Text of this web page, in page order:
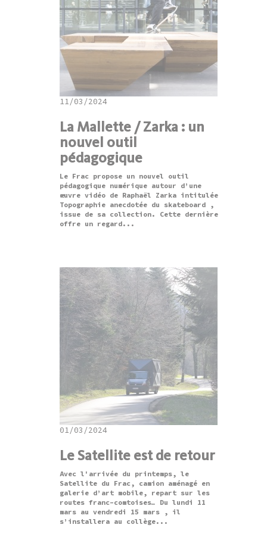
11/03/2024
La Mallette / Zarka : un
nouvel outil
pédagogique
Le Frac propose un nouvel outil
pédagogique numérique autour d’une
œuvre vidéo de Raphaël Zarka intitulée
Topographie anecdotée du skateboard ,
issue de sa collection. Cette dernière
offre un regard...
01/03/2024
Le Satellite est de retour
Avec l'arrivée du printemps, le
Satellite du Frac, camion aménagé en
galerie d’art mobile, repart sur les
routes franc-comtoises… Du lundi 11
mars au vendredi 15 mars , il
s’installera au collège...